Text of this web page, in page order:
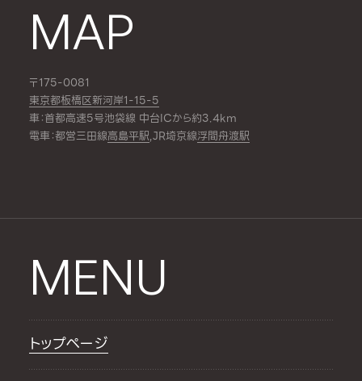
MAP
〒175-0081
東京都板橋区新河岸1-15-5
車：首都高速5号池袋線 中台ICから約3.4km
電車：都営三田線高島平駅,JR埼京線浮間舟渡駅
MENU
トップページ